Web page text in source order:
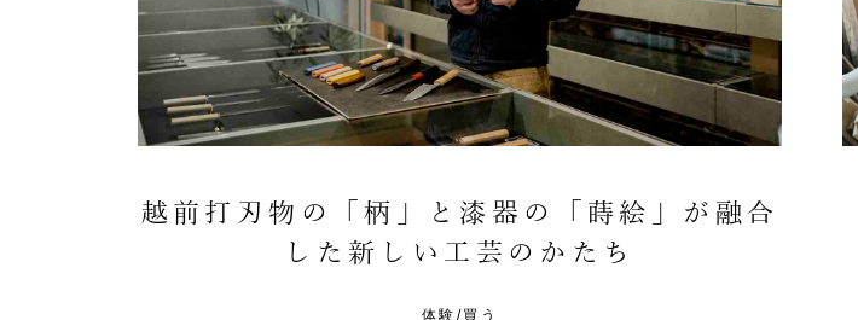
越前打刃物の「柄」と漆器の「蒔絵」が融合
した新しい工芸のかたち
体験/買う